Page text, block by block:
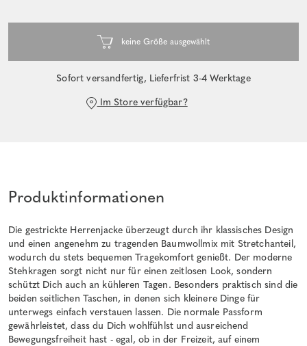
Sofort versandfertig, Lieferfrist 3-4 Werktage
Im Store verfügbar?
Produktinformationen
Die gestrickte Herrenjacke überzeugt durch ihr klassisches Design
und einen angenehm zu tragenden Baumwollmix mit Stretchanteil,
wodurch du stets bequemen Tragekomfort genießt. Der moderne
Stehkragen sorgt nicht nur für einen zeitlosen Look, sondern
schützt Dich auch an kühleren Tagen. Besonders praktisch sind die
beiden seitlichen Taschen, in denen sich kleinere Dinge für
unterwegs einfach verstauen lassen. Die normale Passform
gewährleistet, dass du Dich wohlfühlst und ausreichend
Bewegungsfreiheit hast - egal, ob in der Freizeit, auf einem